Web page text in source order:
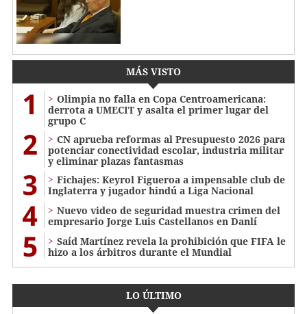
MÁS VISTO
1
Olimpia no falla en Copa Centroamericana:
derrota a UMECIT y asalta el primer lugar del
grupo C
2
CN aprueba reformas al Presupuesto 2026 para
potenciar conectividad escolar, industria militar
y eliminar plazas fantasmas
3
Fichajes: Keyrol Figueroa a impensable club de
Inglaterra y jugador hindú a Liga Nacional
4
Nuevo video de seguridad muestra crimen del
empresario Jorge Luis Castellanos en Danlí
5
Saíd Martínez revela la prohibición que FIFA le
hizo a los árbitros durante el Mundial
LO ÚLTIMO